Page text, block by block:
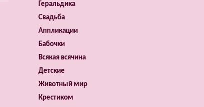
Геральдика
Свадьба
Аппликации
Бабочки
Всякая всячина
Детские
Животный мир
Крестиком